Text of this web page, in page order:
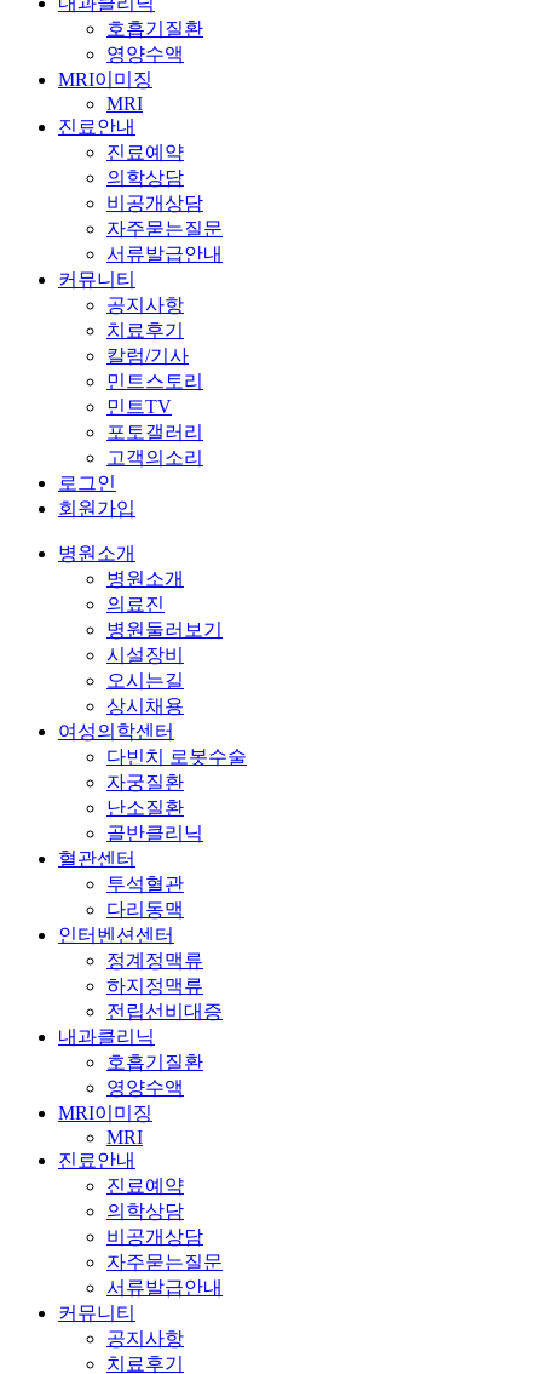
호흡기질환
영양수액
MRI이미징
MRI
진료안내
진료예약
의학상담
비공개상담
자주묻는질문
서류발급안내
커뮤니티
공지사항
치료후기
칼럼/기사
민트스토리
민트TV
포토갤러리
고객의소리
로그인
회원가입
병원소개
병원소개
의료진
병원둘러보기
시설장비
오시는길
상시채용
여성의학센터
다빈치 로봇수술
자궁질환
난소질환
골반클리닉
혈관센터
투석혈관
다리동맥
인터벤션센터
정계정맥류
하지정맥류
전립선비대증
내과클리닉
호흡기질환
영양수액
MRI이미징
MRI
진료안내
진료예약
의학상담
비공개상담
자주묻는질문
서류발급안내
커뮤니티
공지사항
치료후기